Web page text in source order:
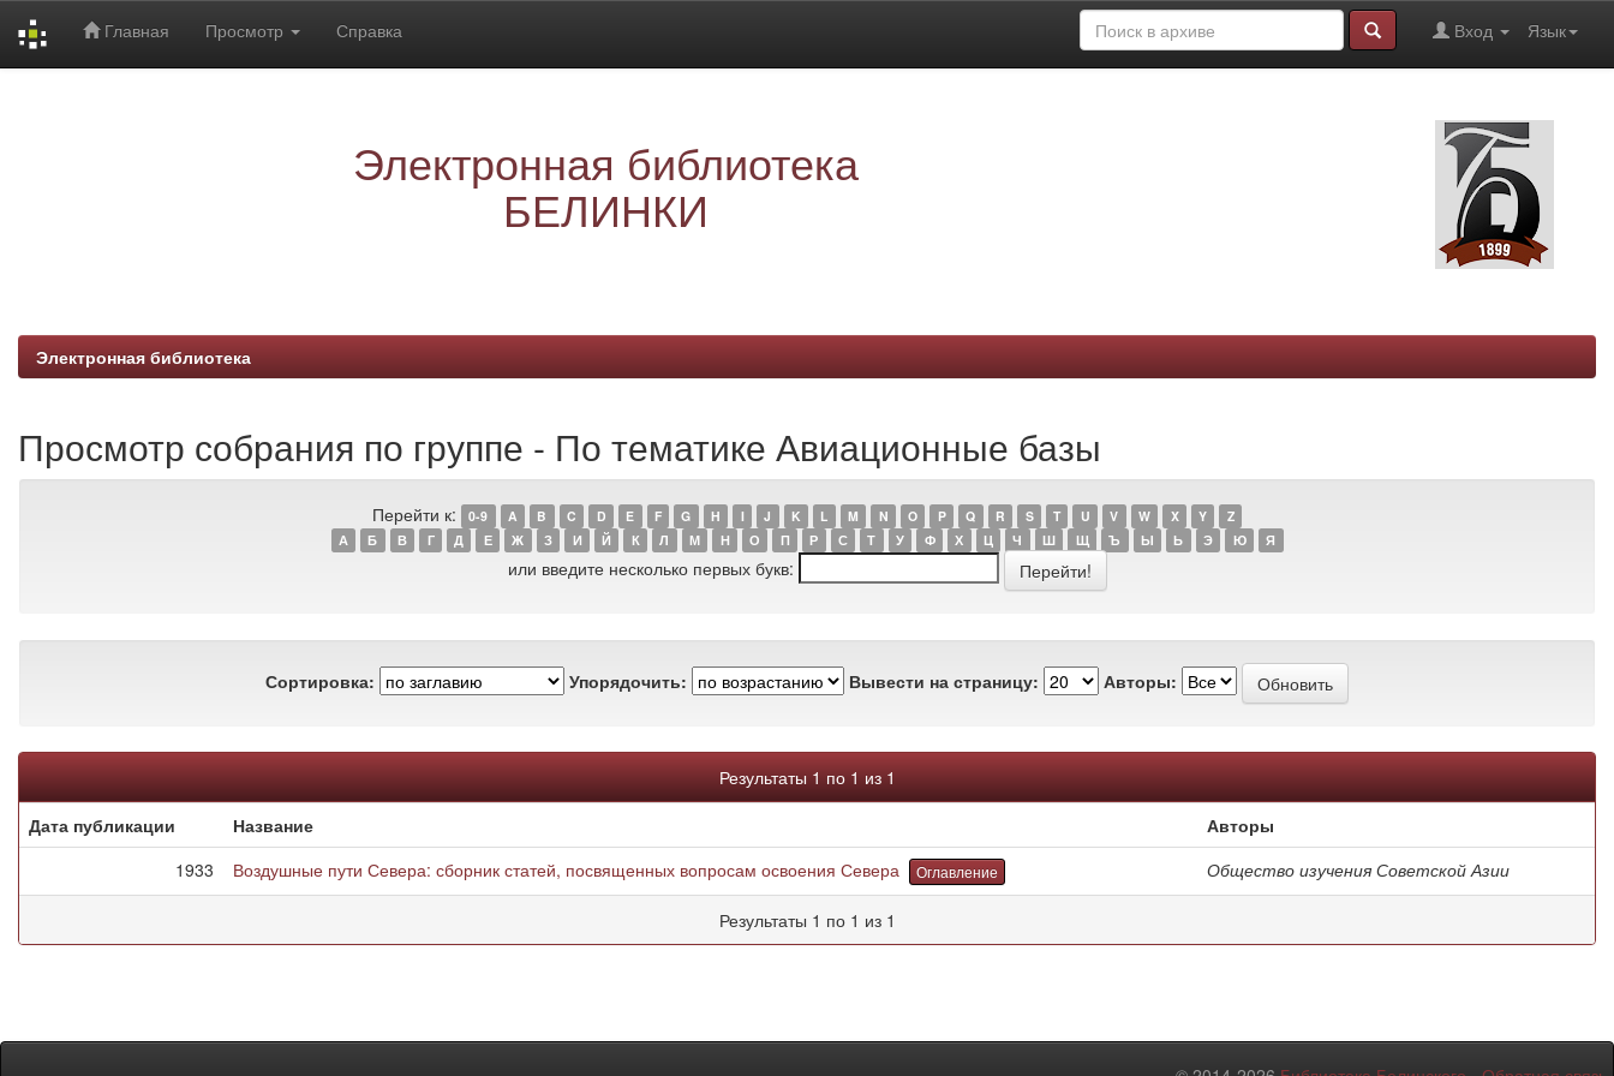
Главная Просмотр Справка Язык
Вход
Электронная библиотека
БЕЛИНКИ
Электронная библиотека
Просмотр собрания по группе - По тематике Авиационные базы
Перейти к: 0-9 A B C D E F G H I J K L M N O P Q R S T U V W X Y
Z
А
Б В Г Д Е Ж З И Й К Л М Н О П Р С Т У Ф Х Ц Ч Ш Щ Ъ Ы Ь Э Ю Я
или введите несколько первых букв:
Сортировка: Упорядочить: Вывести на страницу: Авторы:
Результаты 1 по 1 из 1
Дата публикации
Название
Авторы
1933
Воздушные пути Севера: сборник статей, посвященных вопросам освоения Севера Оглавление Общество изучения Советской Азии
Результаты 1 по 1 из 1